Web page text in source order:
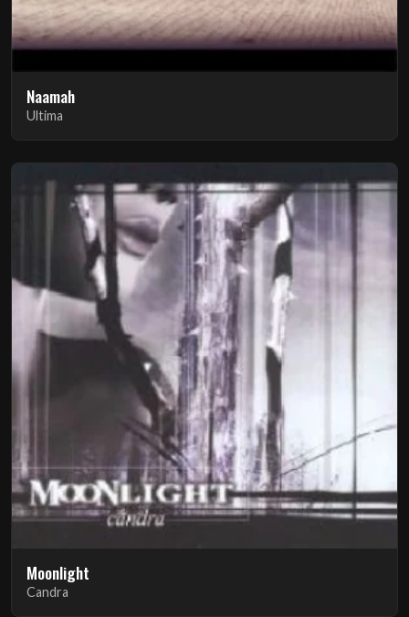
Naamah
Ultima
Moonlight
Candra